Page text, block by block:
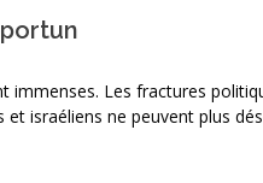
immenses. Les fractures
et israéliens ne peuvent plus